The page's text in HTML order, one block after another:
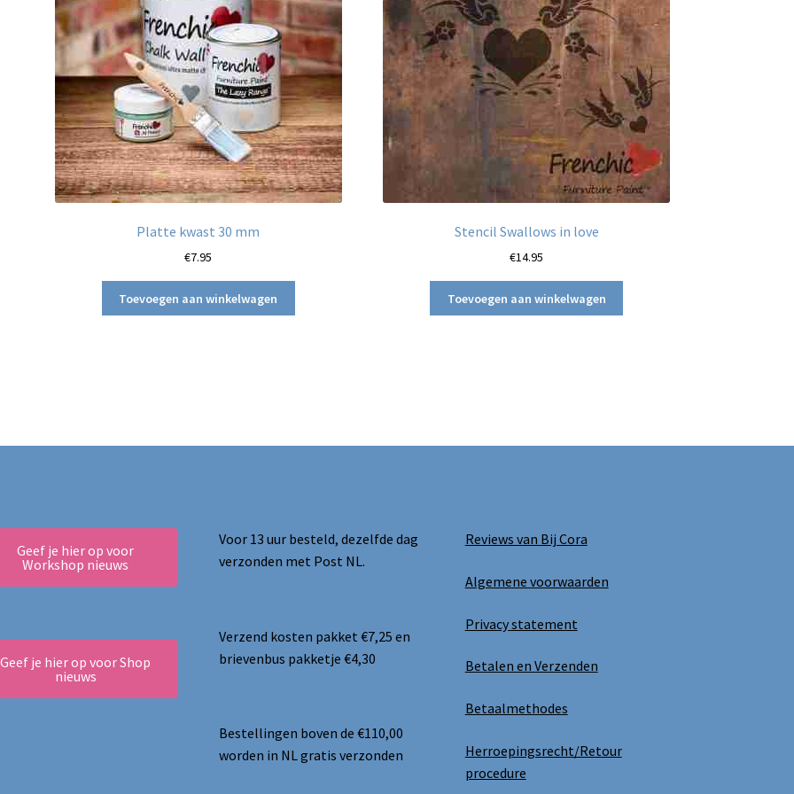
Platte kwast 30 mm
€7.95
Toevoegen aan winkelwagen
Stencil Swallows in love
€14.95
Toevoegen aan winkelwagen
Geef je hier op voor
Workshop nieuws
Geef je hier op voor Shop
nieuws
Voor 13 uur besteld, dezelfde dag
verzonden met Post NL.
Verzend kosten pakket €7,25 en
brievenbus pakketje €4,30
Bestellingen boven de €110,00
worden in NL gratis verzonden
Reviews van Bij Cora
Algemene voorwaarden
Privacy statement
Betalen en Verzenden
Betaalmethodes
Herroepingsrecht/Retour
procedure